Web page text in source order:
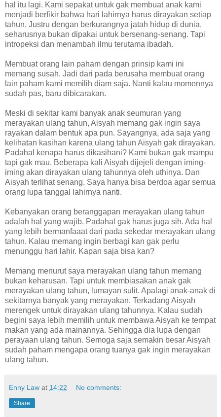
hal itu lagi. Kami sepakat untuk gak membuat anak kami
menjadi berfikir bahwa hari lahirnya harus dirayakan setiap
tahun. Justru dengan berkurangnya jatah hidup di dunia,
seharusnya bukan dipakai untuk bersenang-senang. Tapi
intropeksi dan menambah ilmu terutama ibadah.
Membuat orang lain paham dengan prinsip kami ini
memang susah. Jadi dari pada berusaha membuat orang
lain paham kami memilih diam saja. Nanti kalau momennya
sudah pas, baru dibicarakan.
Meski di sekitar kami banyak anak seumuran yang
merayakan ulang tahun, Aisyah memang gak ingin saya
rayakan dalam bentuk apa pun. Sayangnya, ada saja yang
kelihatan kasihan karena ulang tahun Aisyah gak dirayakan.
Padahal kenapa harus dikasihani? Kami bukan gak mampu
tapi gak mau. Beberapa kali Aisyah dijejeli dengan iming-
iming akan dirayakan ulang tahunnya oleh uthinya. Dan
Aisyah terlihat senang. Saya hanya bisa berdoa agar semua
orang lupa tanggal lahirnya nanti.
Kebanyakan orang beranggapan merayakan ulang tahun
adalah hal yang wajib. Padahal gak harus juga sih. Ada hal
yang lebih bermanfaaat dari pada sekedar merayakan ulang
tahun. Kalau memang ingin berbagi kan gak perlu
menunggu hari lahir. Kapan saja bisa kan?
Memang menurut saya merayakan ulang tahun memang
bukan keharusan. Tapi untuk membiasakan anak gak
merayakan ulang tahun, lumayan sulit. Apalagi anak-anak di
sekitarnya banyak yang merayakan. Terkadang Aisyah
merengek untuk dirayakan ulang tahunnya. Kalau sudah
begini saya lebih memilih untuk membawa Aisyah ke tempat
makan yang ada mainannya. Sehingga dia lupa dengan
perayaan ulang tahun. Semoga saja semakin besar Aisyah
sudah paham mengapa orang tuanya gak ingin merayakan
ulang tahun.
Enny Law at 14:22 No comments:
Share